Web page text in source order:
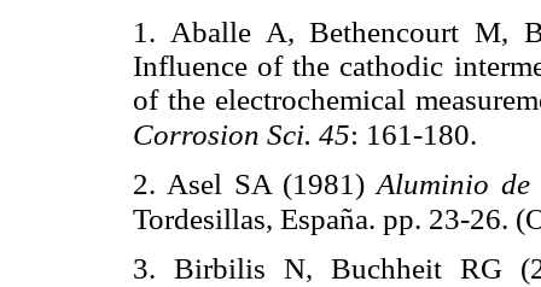
1. Aballe A, Bethencourt M,
Influence of the cathodic
of the electrochemical
Corrosion Sci. 45: 161-180.
2. Asel SA (1981) Aluminio de
Tordesillas, España. pp. 23-26.
3. Birbilis N, Buchheit RG